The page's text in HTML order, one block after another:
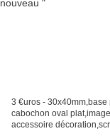
3 €uros -
cabochon oval
accessoire